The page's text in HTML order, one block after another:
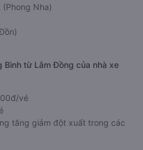
(Phong Nha)
Bình từ Lâm Đồng của nhà xe
vé
tăng giảm đột xuất trong các